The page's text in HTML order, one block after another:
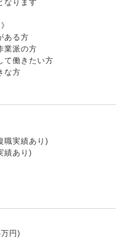
なります
ある方
業派の方
て働きたい方
な方
職実績あり)
績あり)
円)